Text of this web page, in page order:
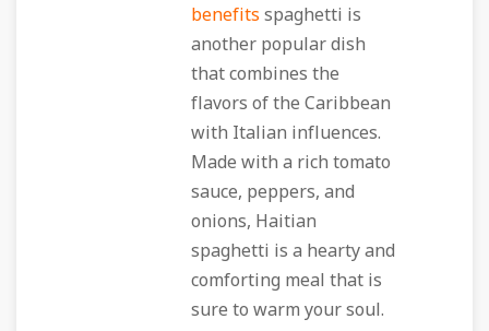
benefits spaghetti is
another popular dish
that combines the
flavors of the Caribbean
with Italian influences.
Made with a rich tomato
sauce, peppers, and
onions, Haitian
spaghetti is a hearty and
comforting meal that is
sure to warm your soul.